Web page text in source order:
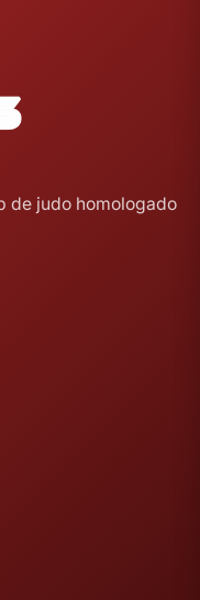
de judo homologado